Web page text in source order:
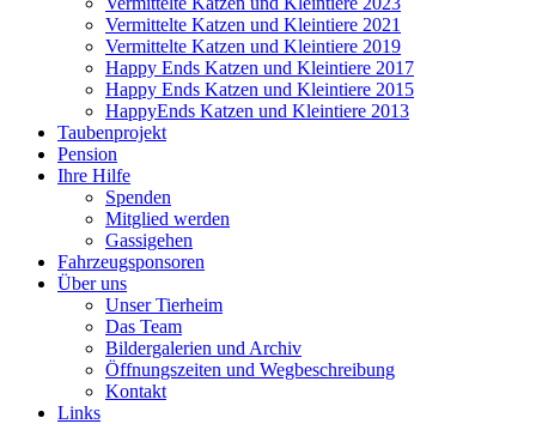
Vermittelte Katzen und Kleintiere 2021
Vermittelte Katzen und Kleintiere 2019
Happy Ends Katzen und Kleintiere 2017
Happy Ends Katzen und Kleintiere 2015
HappyEnds Katzen und Kleintiere 2013
Taubenprojekt
Pension
Ihre Hilfe
Spenden
Mitglied werden
Gassigehen
Fahrzeugsponsoren
Über uns
Unser Tierheim
Das Team
Bildergalerien und Archiv
Öffnungszeiten und Wegbeschreibung
Kontakt
Links